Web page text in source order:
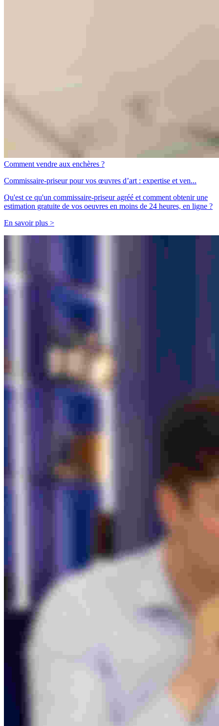
Comment vendre aux enchères ?
Commissaire-priseur pour vos œuvres d’art : expertise et ven...
Qu'est ce qu'un commissaire-priseur agréé et comment obtenir une
estimation gratuite de vos oeuvres en moins de 24 heures, en ligne ?
En savoir plus >